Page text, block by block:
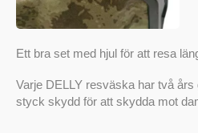
Ett bra set med hjul för att resa
Varje DELLY resväska har två års
styck skydd för att skydda mot